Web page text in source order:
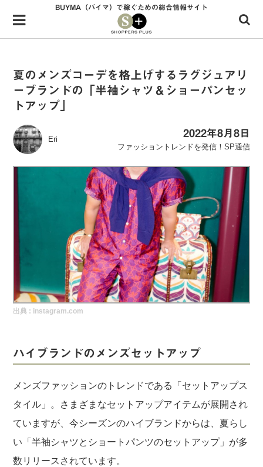
Menu
HOME
34歳独身OLバイマ実践記
ファッショントレンドを発信！SP通信
BUYMAで人気のブランド
BUYMAの売れ筋商品
バイマの疑問に現役パーソナルショッパーが答えてみた
バイマ活動の疑問に売れっ子現役バイヤーが答えてみた
実録！海外ショップで買ってみた！
海外SHOP LIST
BUYMA（バイマ）で稼ぐための総合情報サイト
夏のメンズコーデを格上げするラグジュアリ
ーブランドの「半袖シャツ＆ショーパンセッ
トアップ」
Eri
2022年8月8日
ファッショントレンドを発信！SP通信
出典 : instagram.com
ハイブランドのメンズセットアップ
メンズファッションのトレンドである「セットアップス
タイル」。さまざまなセットアップアイテムが展開され
ていますが、今シーズンのハイブランドからは、夏らし
い「半袖シャツとショートパンツのセットアップ」が多
数リリースされています。